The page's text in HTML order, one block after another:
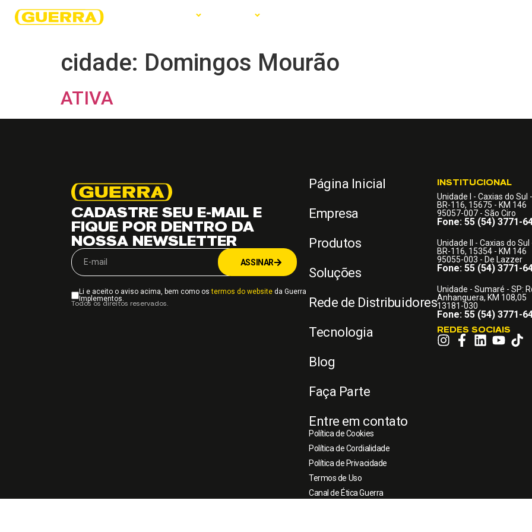
cidade: Domingos Mourão
ATIVA
CADASTRE SEU E-MAIL E
FIQUE POR DENTRO DA
NOSSA NEWSLETTER
Li e aceito o aviso acima, bem como ostermos do website da Guerra
Implementos.
ASSINAR
Todos os direitos reservados.
Página Inicial
Empresa
Produtos
Soluções
Rede de Distribuidores
Tecnologia
Blog
Faça Parte
Entre em contato
Política de Cookies
Política de Cordialidade
Política de Privacidade
Termos de Uso
Canal de Ética Guerra
INSTITUCIONAL
Unidade I - Caxias do Sul
BR-116, 15675 - KM 146
95057-007 - São Ciro
Fone: 55 (54) 3771-
Unidade II - Caxias do Sul
BR-116, 15354 - KM 146
95055-003 - De Lazzer
Fone: 55 (54) 3771-
Unidade - Sumaré - SP:
Anhanguera, KM 108,05
13181-030
Fone: 55 (54) 3771-
REDES SOCIAIS